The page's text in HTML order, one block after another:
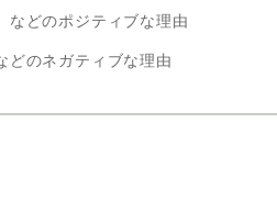
などのポジティブな理由
どのネガティブな理由